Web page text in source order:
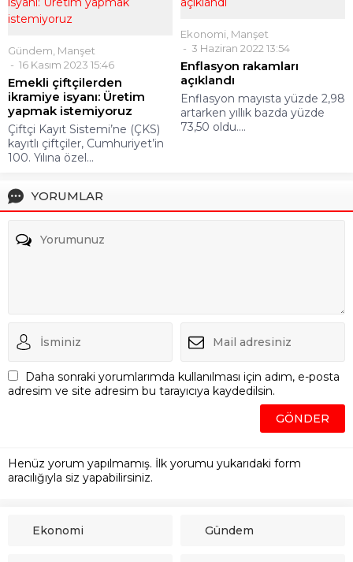
Gündem, Manşet
16 Kasım 2023 15:46
Emekli çiftçilerden
ikramiye isyanı: Üretim
yapmak istemiyoruz
Çiftçi Kayıt Sistemi’ne (ÇKS)
kayıtlı çiftçiler, Cumhuriyet’in
100. Yılına özel...
Ekonomi, Manşet
3 Haziran 2022 13:54
Enflasyon rakamları
açıklandı
Enflasyon mayısta yüzde 2,98
artarken yıllık bazda yüzde
73,50 oldu....
YORUMLAR
Daha sonraki yorumlarımda kullanılması için adım, e-posta
adresim ve site adresim bu tarayıcıya kaydedilsin.
Henüz yorum yapılmamış. İlk yorumu yukarıdaki form
aracılığıyla siz yapabilirsiniz.
Ekonomi Gündem